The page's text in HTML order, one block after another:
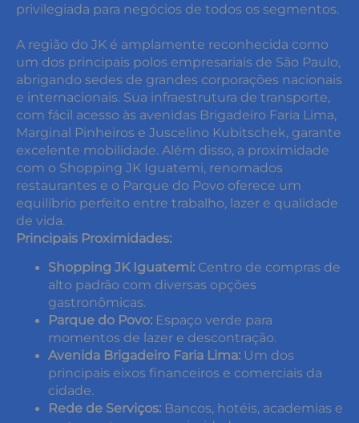
privilegiada para negócios de todos os segmentos.
A região do JK é amplamente reconhecida como
um dos principais polos empresariais de São Paulo,
abrigando sedes de grandes corporações nacionais
e internacionais. Sua infraestrutura de transporte,
com fácil acesso às avenidas Brigadeiro Faria Lima,
Marginal Pinheiros e Juscelino Kubitschek, garante
excelente mobilidade. Além disso, a proximidade
com o Shopping JK Iguatemi, renomados
restaurantes e o Parque do Povo oferece um
equilíbrio perfeito entre trabalho, lazer e qualidade
de vida.
Principais Proximidades:
Shopping JK Iguatemi: Centro de compras de
alto padrão com diversas opções
gastronômicas.
Parque do Povo: Espaço verde para
momentos de lazer e descontração.
Avenida Brigadeiro Faria Lima: Um dos
principais eixos financeiros e comerciais da
cidade.
Rede de Serviços: Bancos, hotéis, academias e